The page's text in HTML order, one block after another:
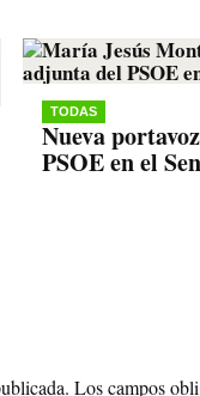
TODAS
Nueva
PSOE en el
Los campos